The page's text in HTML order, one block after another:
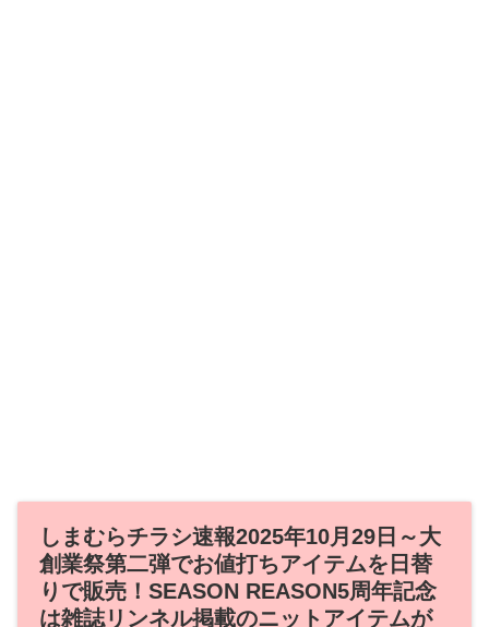
しまむらチラシ速報2025年10月29日～大
創業祭第二弾でお値打ちアイテムを日替
りで販売！SEASON REASON5周年記念
は雑誌リンネル掲載のニットアイテムが